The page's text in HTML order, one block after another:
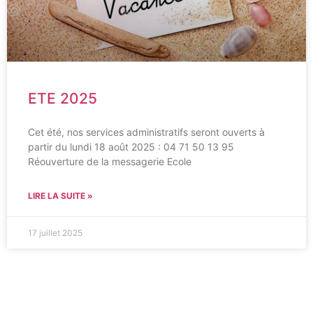
ETE 2025
Cet été, nos services administratifs seront ouverts à
partir du lundi 18 août 2025 : 04 71 50 13 95
Réouverture de la messagerie Ecole
LIRE LA SUITE »
17 juillet 2025